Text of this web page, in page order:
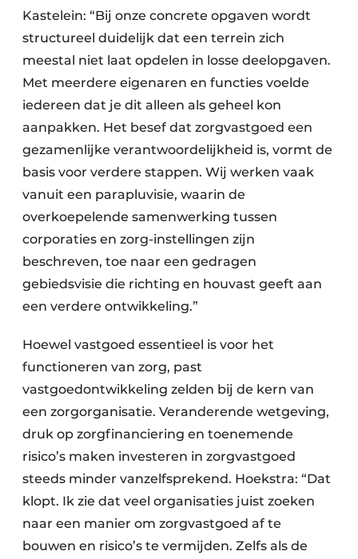
Kastelein: “Bij onze concrete opgaven wordt
structureel duidelijk dat een terrein zich
meestal niet laat opdelen in losse deelopgaven.
Met meerdere eigenaren en functies voelde
iedereen dat je dit alleen als geheel kon
aanpakken. Het besef dat zorgvastgoed een
gezamenlijke verantwoordelijkheid is, vormt de
basis voor verdere stappen. Wij werken vaak
vanuit een parapluvisie, waarin de
overkoepelende samenwerking tussen
corporaties en zorg-instellingen zijn
beschreven, toe naar een gedragen
gebiedsvisie die richting en houvast geeft aan
een verdere ontwikkeling.”
Hoewel vastgoed essentieel is voor het
functioneren van zorg, past
vastgoedontwikkeling zelden bij de kern van
een zorgorganisatie. Veranderende wetgeving,
druk op zorgfinanciering en toenemende
risico’s maken investeren in zorgvastgoed
steeds minder vanzelfsprekend. Hoekstra: “Dat
klopt. Ik zie dat veel organisaties juist zoeken
naar een manier om zorgvastgoed af te
bouwen en risico’s te vermijden. Zelfs als de